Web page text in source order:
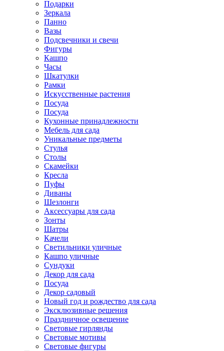
Подарки
Зеркала
Панно
Вазы
Подсвечники и свечи
Фигуры
Кашпо
Часы
Шкатулки
Рамки
Искусственные растения
Посуда
Посуда
Кухонные принадлежности
Мебель для сада
Уникальные предметы
Стулья
Столы
Скамейки
Кресла
Пуфы
Диваны
Шезлонги
Аксессуары для сада
Зонты
Шатры
Качели
Cветильники уличные
Кашпо уличные
Сундуки
Декор для сада
Посуда
Декор садовый
Новый год и рождество для сада
Эксклюзивные решения
Праздничное освещение
Световые гирлянды
Световые мотивы
Световые фигуры